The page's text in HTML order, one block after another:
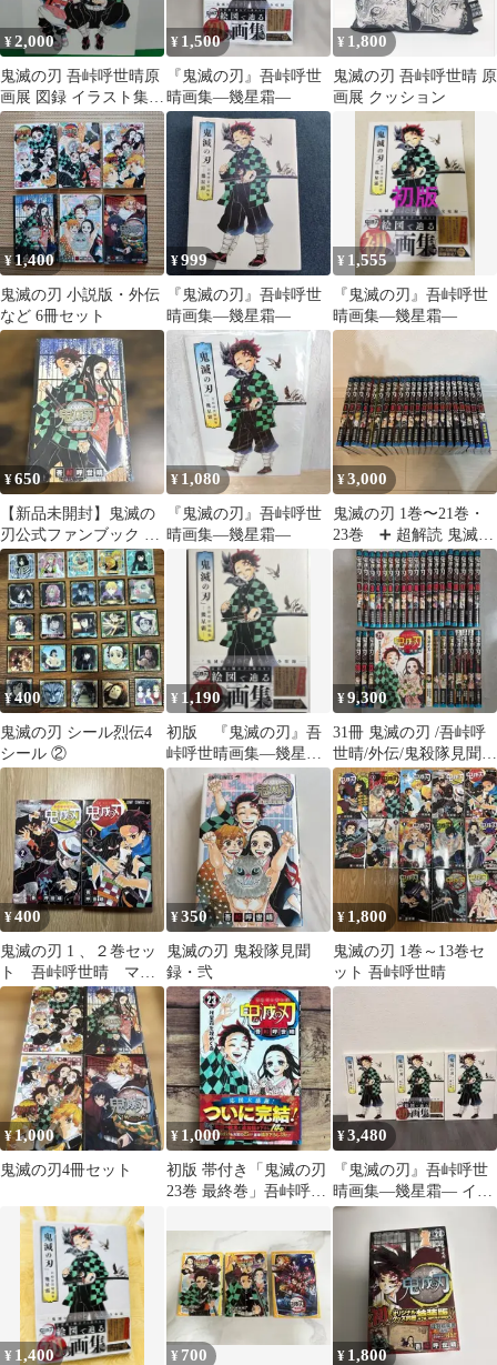
¥2,000
鬼滅の刃 吾峠呼世晴原
画展 図録 イラスト集
画集
¥ 1,500
『鬼滅の刃』吾峠呼世
晴画集―幾星霜―
¥ 1,800
鬼滅の刃 吾峠呼世晴 原
画展 クッション
¥1,400
鬼滅の刃 小説版・外伝
など 6冊セット
¥999
『鬼滅の刃』吾峠呼世
晴画集―幾星霜―
¥ 1,555
『鬼滅の刃』吾峠呼世
晴画集―幾星霜―
¥650
【新品未開封】鬼滅の
刃公式ファンブック 鬼
殺隊見聞録 吾峠呼世
晴
¥ 1,080
『鬼滅の刃』吾峠呼世
晴画集―幾星霜―
¥3,000
鬼滅の刃 1巻〜21巻・
23巻 ➕ 超解読 鬼滅の
刃 大正鬼殺考察録 セ
ット美品
¥400
鬼滅の刃 シール烈伝4
シール ②
¥ 1,190
初版 『鬼滅の刃』吾
峠呼世晴画集―幾星霜
―
¥9,300
31冊 鬼滅の刃 /吾峠呼
世晴/外伝/鬼殺隊見聞録
漫画 コミック ノベライ
ズ
¥400
鬼滅の刃 1 、２巻セッ
ト 吾峠呼世晴 マン
ガ本 ジャンプコミッ
クス
¥350
鬼滅の刃 鬼殺隊見聞
録・弐
¥ 1,800
鬼滅の刃 1巻～13巻セ
ット 吾峠呼世晴
¥1,000
鬼滅の刃4冊セット
¥ 1,000
初版 帯付き「鬼滅の刃
23巻 最終巻」吾峠呼世
¥3,480
『鬼滅の刃』吾峠呼世
晴画集―幾星霜― イラ
スト集
¥ 1,400 ¥ 700 ¥ 1,800